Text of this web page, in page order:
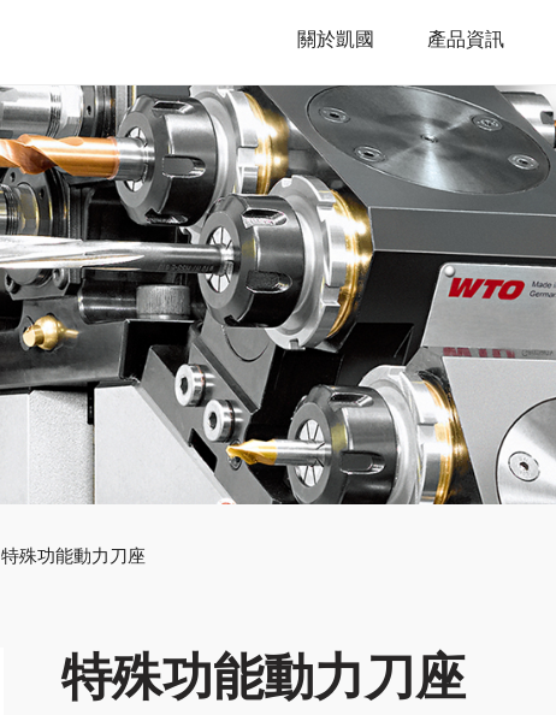
關於凱國 產品資訊
特殊功能動力刀座
特殊功能動力刀座